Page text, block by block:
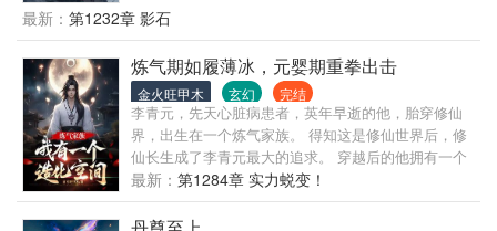
人针对，就算通过考核，也无法加入。 邻里落井下
石，未婚妻退婚。 眼看全家就要饿死！ 终于觉醒金手
指。 神通1服食：吃饭就能提升修为。 神通2度厄：斩
杀生灵，吸收煞气，化为提升点。 机缘巧合之下，成
为了一名屠户。 这一下，屠宰场的猪瑟瑟发抖！ 林枫
手中的杀猪刀是越使越顺手！ 随着提升点不断积累，
林枫的武道修为数日内，就走到了父亲十几年修炼的
高度！ 帮派老大：你这是什么刀法？这么快？ 林枫：
杀猪的！ 县尊大人：怎么可能？你怎么会以气御刀？
最新： 第1232章 影石
炼气期如履薄冰，元婴期重拳出击
金火旺甲木 玄幻 完结
李青元，先天心脏病患者，英年早逝的他，胎穿修仙
界，出生在一个炼气家族。 得知这是修仙世界后，修
仙长生成了李青元最大的追求。 穿越后的他拥有一个
体内空间，得大造化。 灵石、灵植、符纸、丹药、法
器……筑基丹……一切资源，全部翻倍。 从此李青元
在修仙路上拥有双倍资源。 此外，造化空间还有学习
最新： 第1284章 实力蜕变！